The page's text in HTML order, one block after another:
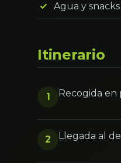
Agua y snacks
Itinerario
1 Recogida
2 Llegada al